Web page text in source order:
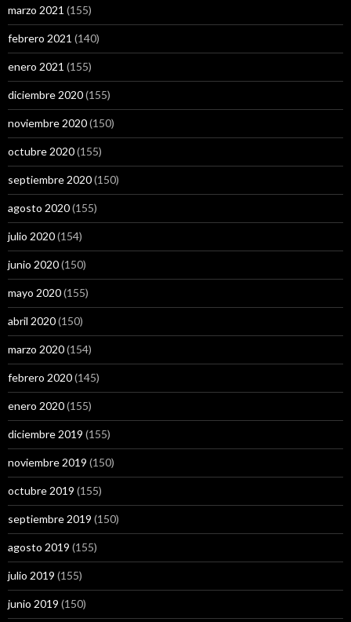
marzo 2021 (155)
febrero 2021 (140)
enero 2021 (155)
diciembre 2020(155)
noviembre 2020(150)
octubre 2020(155)
septiembre 2020(150)
agosto 2020(155)
julio 2020(154)
junio 2020(150)
mayo 2020(155)
abril 2020(150)
marzo 2020(154)
febrero 2020(145)
enero 2020(155)
diciembre 2019 (155)
noviembre 2019 (150)
octubre 2019 (155)
septiembre 2019 (150)
agosto 2019 (155)
julio 2019 (155)
junio 2019 (150)